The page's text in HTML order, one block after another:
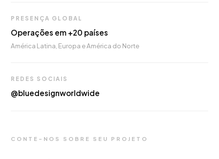
PRESENÇA GLOBAL
Operações em +20 países
América Latina, Europa e América do Norte
REDES SOCIAIS
@bluedesignworldwide
CONTE-NOS SOBRE SEU PROJETO